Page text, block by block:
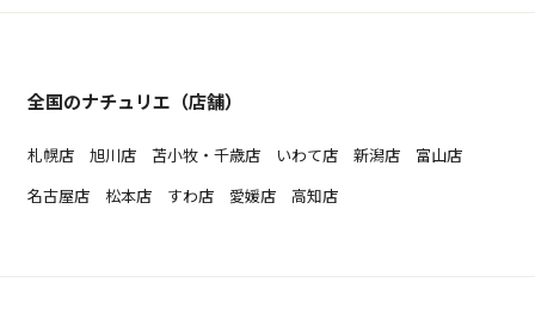
全国のナチュリエ（店舗）
札幌店 旭川店 苫小牧・千歳店 いわて店 新潟店
富山店
名古屋店
松本店 すわ店 愛媛店 高知店